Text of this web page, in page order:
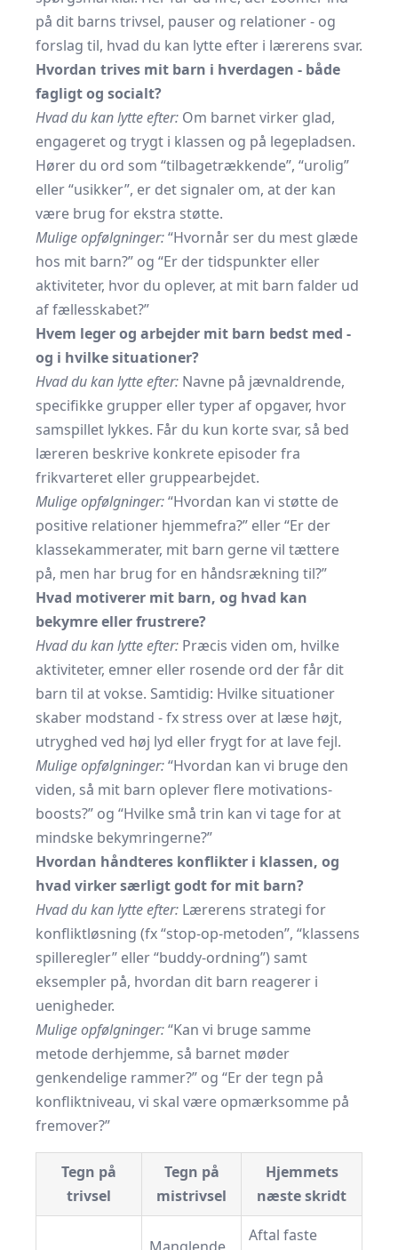
på dit barns trivsel, pauser og relationer - og
forslag til, hvad du kan lytte efter i lærerens svar.
Hvordan trives mit barn i hverdagen - både
fagligt og socialt?
Hvad du kan lytte efter: Om barnet virker glad,
engageret og trygt i klassen og på legepladsen.
Hører du ord som “tilbagetrækkende”, “urolig”
eller “usikker”, er det signaler om, at der kan
være brug for ekstra støtte.
Mulige opfølgninger:“Hvornår ser du mest glæde
hos mit barn?” og “Er der tidspunkter eller
aktiviteter, hvor du oplever, at mit barn falder ud
af fællesskabet?”
Hvem leger og arbejder mit barn bedst med -
og i hvilke situationer?
Hvad du kan lytte efter: Navne på jævnaldrende,
specifikke grupper eller typer af opgaver, hvor
samspillet lykkes. Får du kun korte svar, så bed
læreren beskrive konkrete episoder fra
frikvarteret eller gruppearbejdet.
Mulige opfølgninger:“Hvordan kan vi støtte de
positive relationer hjemmefra?” eller “Er der
klassekammerater, mit barn gerne vil tættere
på, men har brug for en håndsrækning til?”
Hvad motiverer mit barn, og hvad kan
bekymre eller frustrere?
Hvad du kan lytte efter: Præcis viden om, hvilke
aktiviteter, emner eller rosende ord der får dit
barn til at vokse. Samtidig: Hvilke situationer
skaber modstand - fx stress over at læse højt,
utryghed ved høj lyd eller frygt for at lave fejl.
Mulige opfølgninger:“Hvordan kan vi bruge den
viden, så mit barn oplever flere motivations­
boosts?” og “Hvilke små trin kan vi tage for at
mindske bekymringerne?”
Hvordan håndteres konflikter i klassen, og
hvad virker særligt godt for mit barn?
Hvad du kan lytte efter: Lærerens strategi for
konfliktløsning (fx “stop-op-metoden”, “klassens
spilleregler” eller “buddy-ordning”) samt
eksempler på, hvordan dit barn reagerer i
uenigheder.
Mulige opfølgninger:“Kan vi bruge samme
metode derhjemme, så barnet møder
genkendelige rammer?” og “Er der tegn på
konfliktniveau, vi skal være opmærksomme på
fremover?”
Tegn på
trivsel
Tegn på
mistrivsel
Hjemmets
næste skridt
Aftal faste